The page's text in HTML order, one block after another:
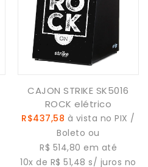
CAJON STRIKE SK5016
ROCK elétrico
R$437,58 à vista no PIX /
Boleto ou
R$ 514,80 em até
10x de R$ 51,48 s/ juros no